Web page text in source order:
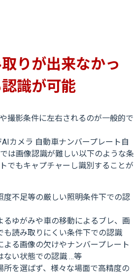
りが出来なかっ
識が可能
撮影条件に左右されるのが一般的で
カメラ 自動車ナンバープレート自
は画像認識が難しい以下のような条
でもキャプチャーし識別することが
度不足等の厳しい照明条件下での認
るゆがみや車の移動によるブレ、画
も読み取りにくい条件下での認識
よる画像の欠けやナンバープレート
ない状態での認識 …等
所を選ばず、様々な場面で高精度の